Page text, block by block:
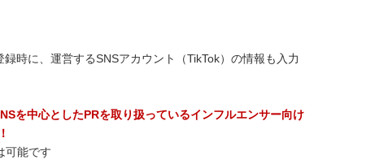
時に、運営するSNSアカウント（TikTok）の情報も入力
を中心としたPRを取り扱っているインフルエンサー向け
可能です